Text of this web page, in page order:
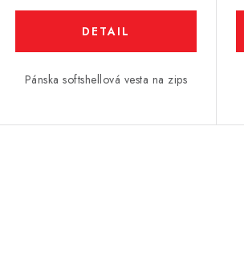
DETAIL
Pánska softshellová vesta na zips